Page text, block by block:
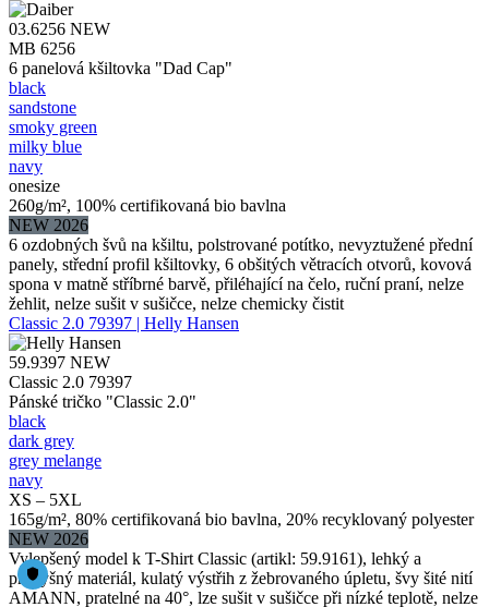
03.6256 NEW
MB 6256
6 panelová kšiltovka "Dad Cap"
black
sandstone
smoky green
milky blue
navy
onesize
260g/m², 100% certifikovaná bio bavlna
NEW 2026
6 ozdobných švů na kšiltu, polstrované potítko, nevyztužené přední
panely, střední profil kšiltovky, 6 obšitých větracích otvorů, kovová
spona v matně stříbrné barvě, přiléhající na čelo, ruční praní, nelze
žehlit, nelze sušit v sušičce, nelze chemicky čistit
Classic 2.0 79397 | Helly Hansen
59.9397 NEW
Classic 2.0 79397
Pánské tričko "Classic 2.0"
black
dark grey
grey melange
navy
XS – 5XL
165g/m², 80% certifikovaná bio bavlna, 20% recyklovaný polyester
NEW 2026
Vylepšený model k T-Shirt Classic (artikl: 59.9161), lehký a
prodyšný materiál, kulatý výstřih z žebrovaného úpletu, švy šité nití
AMANN, pratelné na 40°, lze sušit v sušičce při nízké teplotě, nelze